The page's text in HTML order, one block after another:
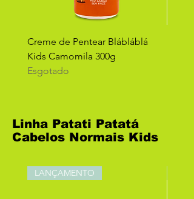
Creme de Pentear Blábláblá
Kids Camomila 300g
Esgotado
Linha Patati Patatá
Cabelos Normais Kids
LANÇAMENTO